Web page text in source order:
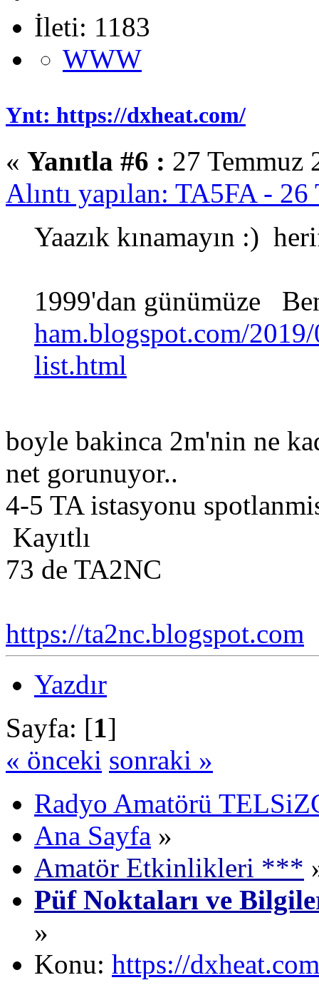
İleti: 1183
WWW
Ynt: https://dxheat.com/
« Yanıtla #6 : 27 Temmuz
Alıntı yapılan: TA5FA -
Yaazık kınamayın :)
1999'dan günümüze
ham.blogspot.com/
list.html
boyle bakinca 2m'nin ne
net gorunuyor..
4-5 TA istasyonu
Kayıtlı
73 de TA2NC
https://ta2nc.blogspot.com
Yazdır
Sayfa: [1]
« önceki sonraki »
Radyo Amatörü
Ana Sayfa »
Amatör Etkinlikleri ***
Püf Noktaları ve
»
Konu: https://